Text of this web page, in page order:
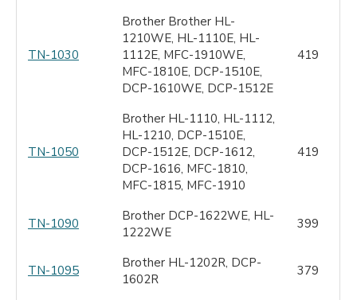
TN-1030
Brother Brother HL-
1210WE, HL-1110E, HL-
1112E, MFC-1910WE,
MFC-1810E, DCP-1510E,
DCP-1610WE, DCP-1512E
419
TN-1050
Brother HL-1110, HL-1112,
HL-1210, DCP-1510E,
DCP-1512E, DCP-1612,
DCP-1616, MFC-1810,
MFC-1815, MFC-1910
419
TN-1090
Brother DCP-1622WE, HL-
1222WE
399
TN-1095
Brother HL-1202R, DCP-
1602R
379